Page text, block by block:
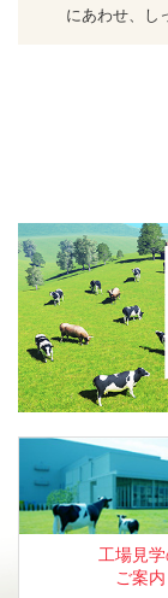
にあわせ、し
工場見
ご案内